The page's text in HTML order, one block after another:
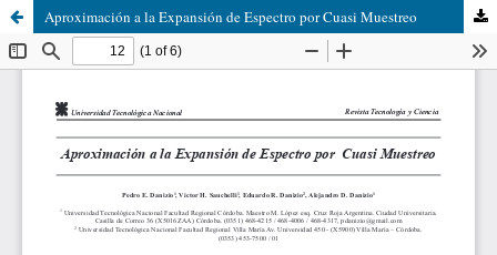
Aproximación a la Expansión de Espectro por Cuasi Muestreo